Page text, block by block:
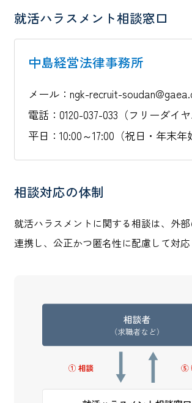
就活ハラスメント相談窓口
中島経営法律事務所
メール：ngk-recruit-
電話：0120-037-033（フリーダイヤ
平日：10:00～17:00（祝日・年末年
相談対応の体制
就活ハラスメントに関する相談は、外
連携し、公正かつ匿名性に配慮して対応